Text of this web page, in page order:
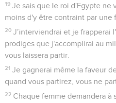
19 Je sais que le roi d'Egypte ne
moins d'y être contraint par une
20 J’interviendrai et je frapperai
prodiges que j'accomplirai au
vous laissera partir.
21 Je gagnerai même la faveur
quand vous partirez, vous ne
22 Chaque femme demandera à